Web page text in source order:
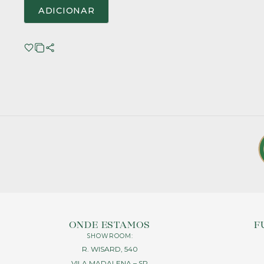
ADICIONAR
ONDE ESTAMOS
SHOWROOM:
R. WISARD, 540